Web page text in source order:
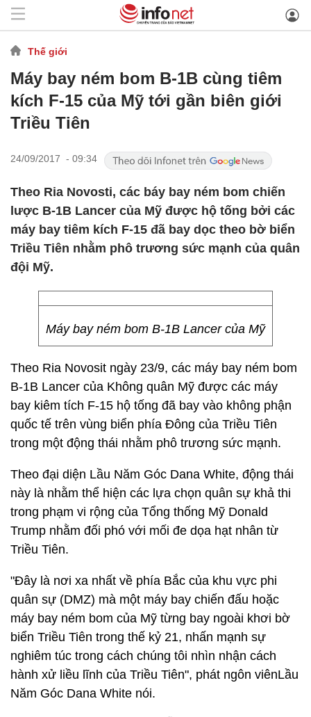
Thế giới
Máy bay ném bom B-1B cùng tiêm
kích F-15 của Mỹ tới gần biên giới
Triều Tiên
24/09/2017 - 09:34
Theo Ria Novosti, các báy bay ném bom chiến
lược B-1B Lancer của Mỹ được hộ tống bởi các
máy bay tiêm kích F-15 đã bay dọc theo bờ biển
Triều Tiên nhằm phô trương sức mạnh của quân
đội Mỹ.
Máy bay ném bom B-1B Lancer của Mỹ
Theo Ria Novosit ngày 23/9, các máy bay ném bom
B-1B Lancer của Không quân Mỹ được các máy
bay kiêm tích F-15 hộ tống đã bay vào không phận
quốc tế trên vùng biển phía Đông của Triều Tiên
trong một động thái nhằm phô trương sức mạnh.
Theo đại diện Lầu Năm Góc Dana White, động thái
này là nhằm thể hiện các lựa chọn quân sự khả thi
trong phạm vi rộng của Tổng thống Mỹ Donald
Trump nhằm đối phó với mối đe dọa hạt nhân từ
Triều Tiên.
"Đây là nơi xa nhất về phía Bắc của khu vực phi
quân sự (DMZ) mà một máy bay chiến đấu hoặc
máy bay ném bom của Mỹ từng bay ngoài khơi bờ
biển Triều Tiên trong thế kỷ 21, nhấn mạnh sự
nghiêm túc trong cách chúng tôi nhìn nhận cách
hành xử liều lĩnh của Triều Tiên", phát ngôn viênLầu
Năm Góc Dana White nói.